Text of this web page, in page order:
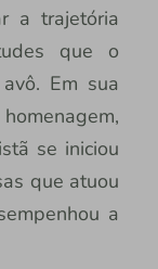
a trajetória
que o
Em sua
se iniciou
que atuou
a